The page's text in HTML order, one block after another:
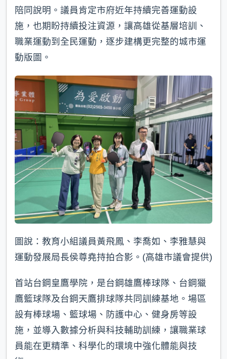
陪同說明。議員肯定市府近年持續完善運動設
施，也期盼持續投注資源，讓高雄從基層培訓、
職業運動到全民運動，逐步建構更完整的城市運
動版圖。
圖說：教育小組議員黃飛鳳、李喬如、李雅慧與
運動發展局長侯尊堯持拍合影。(高雄市議會提供)
首站台鋼皇鷹學院，是台鋼雄鷹棒球隊、台鋼獵
鷹籃球隊及台鋼天鷹排球隊共同訓練基地。場區
設有棒球場、籃球場、防護中心、健身房等設
施，並導入數據分析與科技輔助訓練，讓職業球
員能在更精準、科學化的環境中強化體能與技